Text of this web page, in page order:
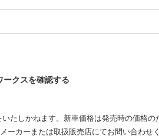
クスを確認する
たしかねます。新車価格は発売時の価格の
ーカーまたは取扱販売店にてお問い合わせく